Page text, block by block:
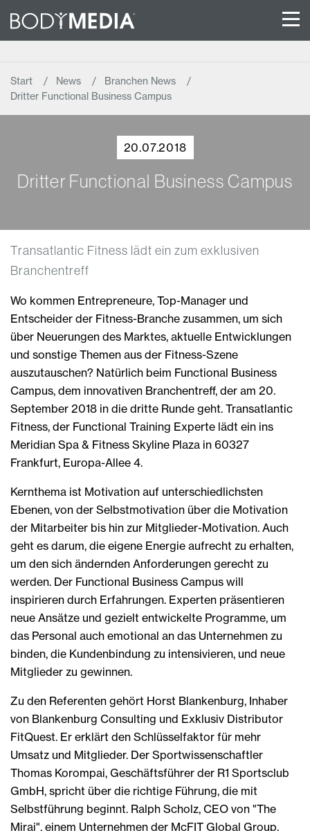
Start News
Branchen News
Dritter Functional Business Campus
20.07.2018
Dritter Functional Business Campus
Transatlantic Fitness lädt ein zum exklusiven
Branchentreff
Wo kommen Entrepreneure, Top-Manager und
Entscheider der Fitness-Branche zusammen, um sich
über Neuerungen des Marktes, aktuelle Entwicklungen
und sonstige Themen aus der Fitness-Szene
auszutauschen? Natürlich beim Functional Business
Campus, dem innovativen Branchentreff, der am 20.
September 2018 in die dritte Runde geht. Transatlantic
Fitness, der Functional Training Experte lädt ein ins
Meridian Spa & Fitness Skyline Plaza in 60327
Frankfurt, Europa-Allee 4.
Kernthema ist Motivation auf unterschiedlichsten
Ebenen, von der Selbstmotivation über die Motivation
der Mitarbeiter bis hin zur Mitglieder-Motivation. Auch
geht es darum, die eigene Energie aufrecht zu erhalten,
um den sich ändernden Anforderungen gerecht zu
werden. Der Functional Business Campus will
inspirieren durch Erfahrungen. Experten präsentieren
neue Ansätze und gezielt entwickelte Programme, um
das Personal auch emotional an das Unternehmen zu
binden, die Kundenbindung zu intensivieren, und neue
Mitglieder zu gewinnen.
Zu den Referenten gehört Horst Blankenburg, Inhaber
von Blankenburg Consulting und Exklusiv Distributor
FitQuest. Er erklärt den Schlüsselfaktor für mehr
Umsatz und Mitglieder. Der Sportwissenschaftler
Thomas Korompai, Geschäftsführer der R1 Sportsclub
GmbH, spricht über die richtige Führung, die mit
Selbstführung beginnt. Ralph Scholz, CEO von "The
Mirai", einem Unternehmen der McFIT Global Group,